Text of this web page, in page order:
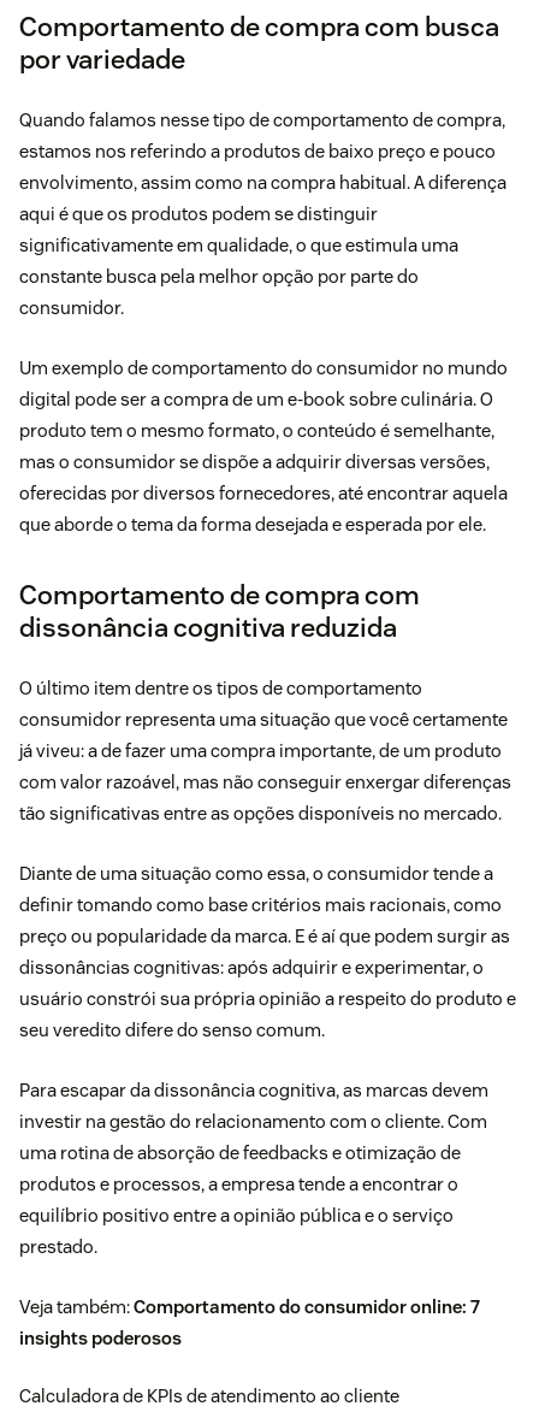
Comportamento de compra com busca
por variedade
Quando falamos nesse tipo de comportamento de compra,
estamos nos referindo a produtos de baixo preço e pouco
envolvimento, assim como na compra habitual. A diferença
aqui é que os produtos podem se distinguir
significativamente em qualidade, o que estimula uma
constante busca pela melhor opção por parte do
consumidor.
Um exemplo de comportamento do consumidor no mundo
digital pode ser a compra de um e-book sobre culinária. O
produto tem o mesmo formato, o conteúdo é semelhante,
mas o consumidor se dispõe a adquirir diversas versões,
oferecidas por diversos fornecedores, até encontrar aquela
que aborde o tema da forma desejada e esperada por ele.
Comportamento de compra com
dissonância cognitiva reduzida
O último item dentre os tipos de comportamento
consumidor representa uma situação que você certamente
já viveu: a de fazer uma compra importante, de um produto
com valor razoável, mas não conseguir enxergar diferenças
tão significativas entre as opções disponíveis no mercado.
Diante de uma situação como essa, o consumidor tende a
definir tomando como base critérios mais racionais, como
preço ou popularidade da marca. E é aí que podem surgir as
dissonâncias cognitivas: após adquirir e experimentar, o
usuário constrói sua própria opinião a respeito do produto e
seu veredito difere do senso comum.
Para escapar da dissonância cognitiva, as marcas devem
investir na gestão do relacionamento com o cliente. Com
uma rotina de absorção de feedbacks e otimização de
produtos e processos, a empresa tende a encontrar o
equilíbrio positivo entre a opinião pública e o serviço
prestado.
Veja também:Comportamento do consumidor online: 7
insights poderosos
Calculadora de KPIs de atendimento ao cliente